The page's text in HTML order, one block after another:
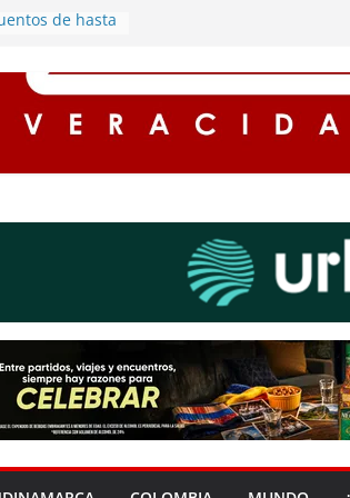
de hasta
y
con el
de motos